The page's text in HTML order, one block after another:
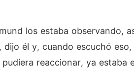
los estaba observando,
él y, cuando escuchó eso,
reaccionar, ya estaba